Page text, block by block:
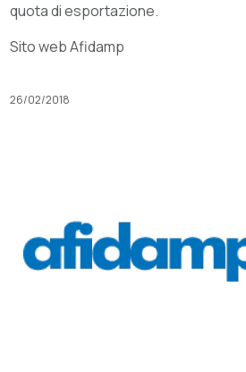
quota di esportazione.
Sito web Afidamp
26/02/2018